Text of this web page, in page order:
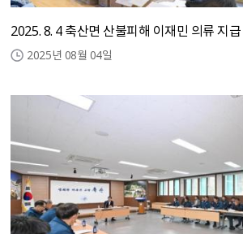
2025. 8. 4 축산면 산불피해 이재민 의류 지급
2025년 08월 04일